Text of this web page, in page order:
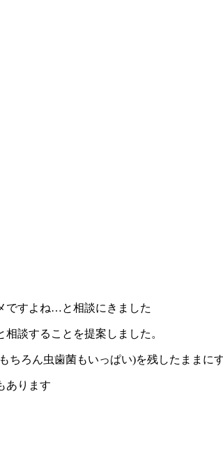
ですよね…と相談にきました
談することを提案しました。
ろん虫歯菌もいっぱい)を残したままに
あります